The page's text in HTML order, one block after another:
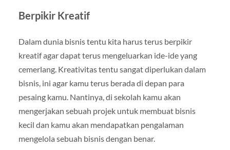
Berpikir Kreatif
Dalam dunia bisnis tentu kita harus terus berpikir
kreatif agar dapat terus mengeluarkan ide-ide yang
cemerlang. Kreativitas tentu sangat diperlukan dalam
bisnis, ini agar kamu terus berada di depan para
pesaing kamu. Nantinya, di sekolah kamu akan
mengerjakan sebuah projek untuk membuat bisnis
kecil dan kamu akan mendapatkan pengalaman
mengelola sebuah bisnis dengan benar.